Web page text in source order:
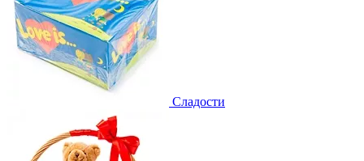
Сладости